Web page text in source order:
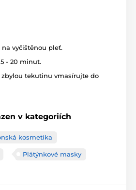
vyčištěnou pleť.
- 20 minut.
zbylou tekutinu vmasírujte do
v kategoriích
kosmetika
Plátýnkové masky